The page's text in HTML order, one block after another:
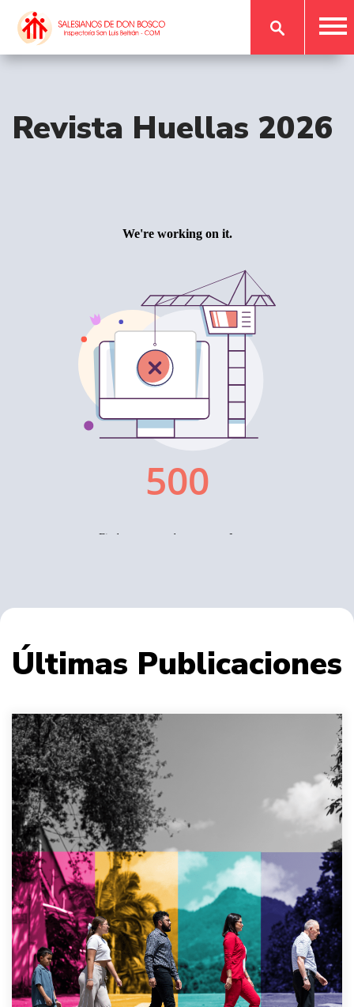
Revista Huellas 2026
Últimas Publicaciones